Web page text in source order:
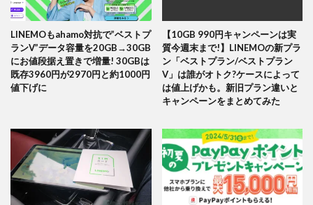
LINEMOもahamo対抗で”ベストプ
ランV”データ容量を20GB→30GB
にお値段据え置きで増量! 30GBは
既存3960円が2970円と約1000円
値下げに
【10GB 990円キャンペーンは実
質今週末まで!】LINEMOの新プラ
ン「ベストプラン/ベストプラン
V」は誰がオトク?ケースによって
は値上げかも。新旧プラン違いと
キャンペーンをまとめてみた